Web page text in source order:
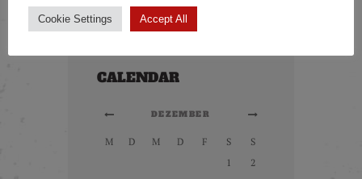
Cindy JeffersonzuWhat to Expect
After the First Tattoo
CALENDAR
DEZEMBER
M D M D F S
S
1
2
Cookie Settings Accept All